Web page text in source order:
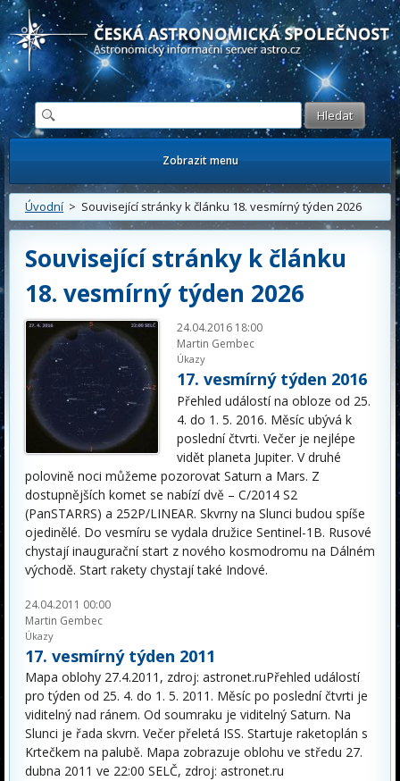
Česká astronomická společnost - Informační astronomický server
Zobrazit menu
Úvodní > Související stránky k článku 18. vesmírný týden 2026
Související stránky k článku
18. vesmírný týden 2026
24.04.2016 18:00
Martin Gembec
Úkazy
17. vesmírný týden 2016
Přehled událostí na obloze od 25.
4. do 1. 5. 2016. Měsíc ubývá k
poslední čtvrti. Večer je nejlépe
vidět planeta Jupiter. V druhé
polovině noci můžeme pozorovat Saturn a Mars. Z
dostupnějších komet se nabízí dvě – C/2014 S2
(PanSTARRS) a 252P/LINEAR. Skvrny na Slunci budou spíše
ojedinělé. Do vesmíru se vydala družice Sentinel-1B. Rusové
chystají inaugurační start z nového kosmodromu na Dálném
východě. Start rakety chystají také Indové.
24.04.2011 00:00
Martin Gembec
Úkazy
17. vesmírný týden 2011
Mapa oblohy 27.4.2011, zdroj: astronet.ruPřehled událostí
pro týden od 25. 4. do 1. 5. 2011. Měsíc po poslední čtvrti je
viditelný nad ránem. Od soumraku je viditelný Saturn. Na
Slunci je řada skvrn. Večer přeletá ISS. Startuje raketoplán s
Krtečkem na palubě. Mapa zobrazuje oblohu ve středu 27.
dubna 2011 ve 22:00 SELČ, zdroj: astronet.ru